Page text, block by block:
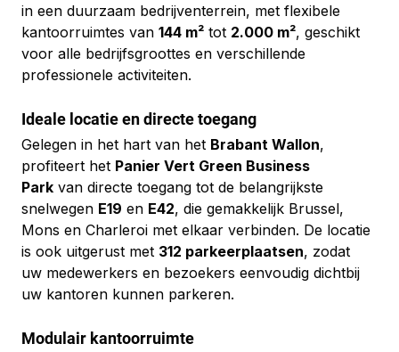
in een duurzaam bedrijventerrein, met flexibele
kantoorruimtes van 144 m² tot 2.000 m², geschikt
voor alle bedrijfsgroottes en verschillende
professionele activiteiten.
Ideale locatie en directe toegang
Gelegen in het hart van het Brabant Wallon,
profiteert het Panier Vert Green Business
Park van directe toegang tot de belangrijkste
snelwegen E19 en E42, die gemakkelijk Brussel,
Mons en Charleroi met elkaar verbinden. De locatie
is ook uitgerust met 312 parkeerplaatsen, zodat
uw medewerkers en bezoekers eenvoudig dichtbij
uw kantoren kunnen parkeren.
Modulair kantoorruimte